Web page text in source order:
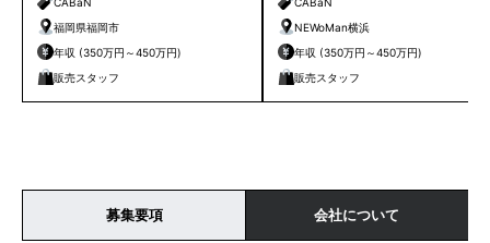
福岡県福岡市
年収 (350万円～450万円)
販売スタッフ
NEWoMan横浜
年収 (350万円～450万円)
販売スタッフ
募集要項 会社について